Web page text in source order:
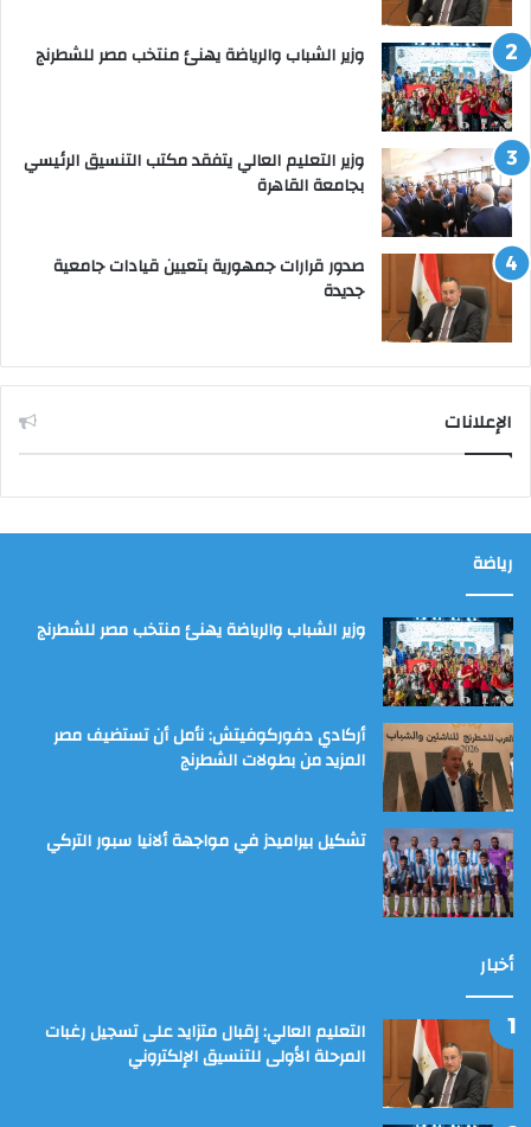
وزير الشباب والرياضة يهنئ منتخب مصر للشطرنج
وزير التعليم العالي يتفقد مكتب التنسيق الرئيسي
بجامعة القاهرة
صدور قرارات جمهورية بتعيين قيادات جامعية
جديدة
الإعلانات
رياضة
وزير الشباب والرياضة يهنئ منتخب مصر للشطرنج
أركادي دفوركوفيتش: نأمل أن تستضيف مصر
المزيد من بطولات الشطرنج
تشكيل بيراميدز في مواجهة ألانيا سبور التركي
أخبار
التعليم العالي: إقبال متزايد على تسجيل رغبات
المرحلة الأولى للتنسيق الإلكتروني